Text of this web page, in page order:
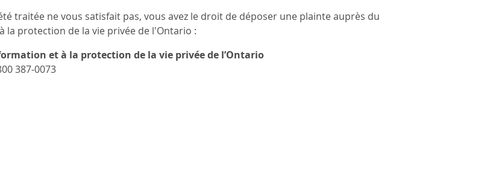
traitée ne vous satisfait pas, vous avez le droit de déposer une plainte auprès du
la protection de la vie privée de l'Ontario :
et à la protection de la vie privée de l’Ontario
387-0073